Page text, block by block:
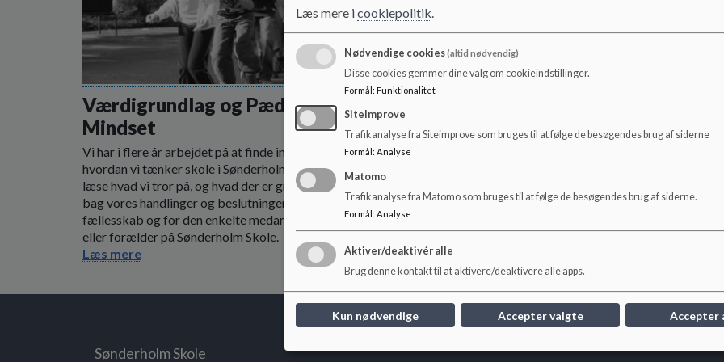
Værdigrundlag og Pædagogisk
Mindset
Vi har i flere år arbejdet på at finde ind til kernen i,
hvordan vi tænker skole i Sønderholm. Her kan du
læse hvad vi tror på, og hvad der er grundstenene
bag vores handlinger og beslutninger både som
fællesskab og for den enkelte medarbejder, elev
eller forælder på Sønderholm Skole.
Læs mere
1. Sønderholm skole er børnenes, forældrenes og
medarbejdernes skole, og en aktiv del af
områdets indbyggere. Skolen skal være åben for nye
tanker og følge udviklingen i samfundet set i en
national og international sammenhæng.
Læs mere
Sønderholm Skole
Læs mere icookiepolitik.
Nødvendige cookies(altid nødvendig)
Disse cookies gemmer dine valg om cookieindstillinger.
Formål: Funktionalitet
SiteImprove
Trafikanalyse fra Siteimprove som bruges til at følge de besøgendes brug af siderne
Formål : Analyse
Matomo
Trafikanalyse fra Matomo som bruges til at følge de besøgendes brug af siderne.
Formål : Analyse
Aktiver/deaktivér alle
Brug denne kontakt til at aktivere/deaktivere alle apps.
Kun nødvendige Accepter valgte Accepter